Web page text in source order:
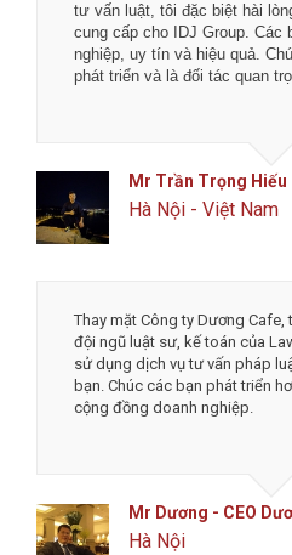
tư vấn luật, tôi đặc biệt hài
cung cấp cho IDJ Group. Các
nghiệp, uy tín và hiệu quả.
phát triển và là đối tác quan
Mr Trần Trọng
Hà Nội - Việt Nam
Thay mặt Công ty Dương Cafe,
đội ngũ luật sư, kế toán của
sử dụng dịch vụ tư vấn pháp
bạn. Chúc các bạn phát triển
cộng đồng doanh nghiệp.
Mr Dương - CEO
Hà Nội